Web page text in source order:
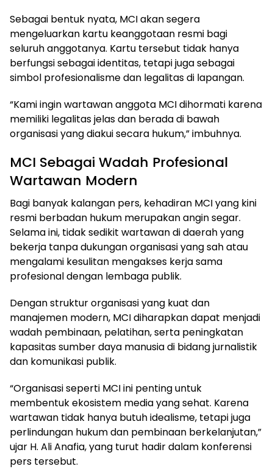
Sebagai bentuk nyata, MCI akan segera
mengeluarkan kartu keanggotaan resmi bagi
seluruh anggotanya. Kartu tersebut tidak hanya
berfungsi sebagai identitas, tetapi juga sebagai
simbol profesionalisme dan legalitas di lapangan.
“Kami ingin wartawan anggota MCI dihormati karena
memiliki legalitas jelas dan berada di bawah
organisasi yang diakui secara hukum,” imbuhnya.
MCI Sebagai Wadah Profesional
Wartawan Modern
Bagi banyak kalangan pers, kehadiran MCI yang kini
resmi berbadan hukum merupakan angin segar.
Selama ini, tidak sedikit wartawan di daerah yang
bekerja tanpa dukungan organisasi yang sah atau
mengalami kesulitan mengakses kerja sama
profesional dengan lembaga publik.
Dengan struktur organisasi yang kuat dan
manajemen modern, MCI diharapkan dapat menjadi
wadah pembinaan, pelatihan, serta peningkatan
kapasitas sumber daya manusia di bidang jurnalistik
dan komunikasi publik.
“Organisasi seperti MCI ini penting untuk
membentuk ekosistem media yang sehat. Karena
wartawan tidak hanya butuh idealisme, tetapi juga
perlindungan hukum dan pembinaan berkelanjutan,”
ujar H. Ali Anafia, yang turut hadir dalam konferensi
pers tersebut.